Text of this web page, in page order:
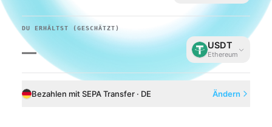
DU ERHÄLTST (GESCHÄTZT)
— USDT
Ethereum
Bezahlen mit SEPA Transfer · DE Ändern